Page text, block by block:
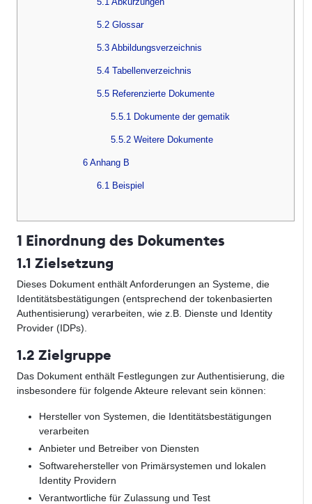
5.2 Glossar
5.3 Abbildungsverzeichnis
5.4 Tabellenverzeichnis
5.5 Referenzierte Dokumente
5.5.1 Dokumente der gematik
5.5.2 Weitere Dokumente
6 Anhang B
6.1 Beispiel
1 Einordnung des Dokumentes
1.1 Zielsetzung
Dieses Dokument enthält Anforderungen an Systeme, die
Identitätsbestätigungen (entsprechend der tokenbasierten
Authentisierung) verarbeiten, wie z.B. Dienste und Identity
Provider (IDPs).
1.2 Zielgruppe
Das Dokument enthält Festlegungen zur Authentisierung, die
insbesondere für folgende Akteure relevant sein können:
Hersteller von Systemen, die Identitätsbestätigungen
verarbeiten
Anbieter und Betreiber von Diensten
Softwarehersteller von Primärsystemen und lokalen
Identity Providern
Verantwortliche für Zulassung und Test